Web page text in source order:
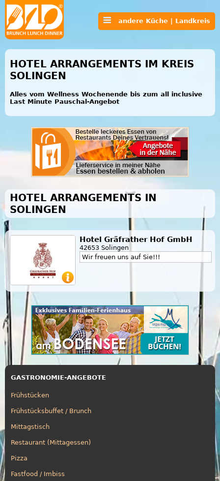
andere Küche | Landkreis
HOTEL ARRANGEMENTS IM KREIS
SOLINGEN
Alles vom Wellness Wochenende bis zum all inclusive
Last Minute Pauschal-Angebot
HOTEL ARRANGEMENTS IN
SOLINGEN
Hotel Gräfrather Hof GmbH
42653 Solingen
Wir freuen uns auf Sie!!!
GASTRONOMIE-ANGEBOTE
Frühstücken
Frühstücksbuffet / Brunch
Mittagstisch
Restaurant (Mittagessen)
Pizza
Fastfood / Imbiss